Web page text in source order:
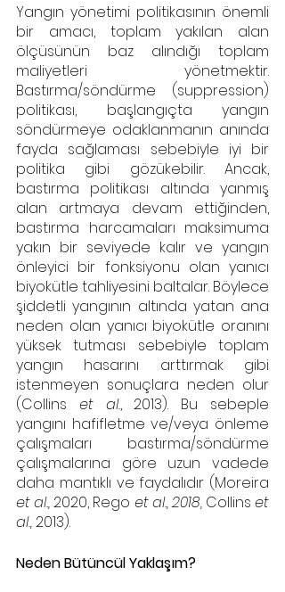
Yangın yönetimi politikasının önemli
bir amacı, toplam yakılan alan
ölçüsünün baz alındığı toplam
maliyetleri yönetmektir.
Bastırma/söndürme (suppression)
politikası, başlangıçta yangın
söndürmeye odaklanmanın anında
fayda sağlaması sebebiyle iyi bir
politika gibi gözükebilir. Ancak,
bastırma politikası altında yanmış
alan artmaya devam ettiğinden,
bastırma harcamaları maksimuma
yakın bir seviyede kalır ve yangın
önleyici bir fonksiyonu olan yanıcı
biyokütle tahliyesini baltalar. Böylece
şiddetli yangının altında yatan ana
neden olan yanıcı biyokütle oranını
yüksek tutması sebebiyle toplam
yangın hasarını arttırmak gibi
istenmeyen sonuçlara neden olur
(Collins et al., 2013). Bu sebeple
yangını hafifletme ve/veya önleme
çalışmaları bastırma/söndürme
çalışmalarına göre uzun vadede
et al., 2020, Rego et al., 2018, Collins et
al., 2013).
Neden Bütüncül Yaklaşım?